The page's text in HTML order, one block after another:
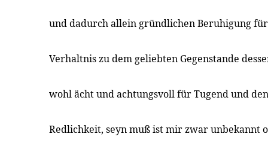
und dadurch allein gründlichen Beruhigung
Verhaltnis zu dem geliebten Gegenstande
wohl ächt und achtungsvoll für Tugend und
Redlichkeit, seyn muß ist mir zwar unbekannt